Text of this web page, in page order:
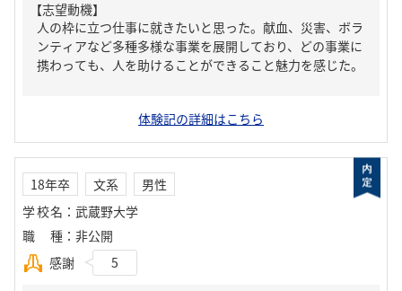
【志望動機】
人の枠に立つ仕事に就きたいと思った。献血、災害、ボラ
ンティアなど多種多様な事業を展開しており、どの事業に
携わっても、人を助けることができること魅力を感じた。
体験記の詳細はこちら
18年卒 文系
男性
学校名 ： 武蔵野大学
職種 ： 非公開
感謝
5